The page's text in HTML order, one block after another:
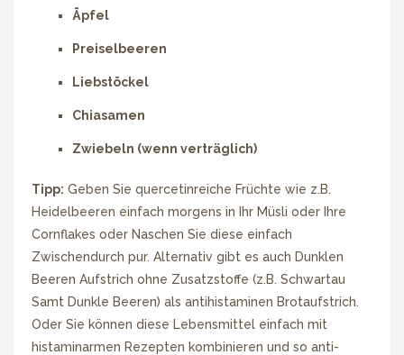
Äpfel
Preiselbeeren
Liebstöckel
Chiasamen
Zwiebeln (wenn verträglich)
Tipp: Geben Sie quercetinreiche Früchte wie z.B.
Heidelbeeren einfach morgens in Ihr Müsli oder Ihre
Cornflakes oder Naschen Sie diese einfach
Zwischendurch pur. Alternativ gibt es auch Dunklen
Beeren Aufstrich ohne Zusatzstoffe (z.B. Schwartau
Samt Dunkle Beeren) als antihistaminen Brotaufstrich.
Oder Sie können diese Lebensmittel einfach mit
histaminarmen Rezepten kombinieren und so anti-